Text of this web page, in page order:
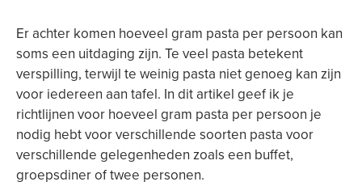
Er achter komen hoeveel gram pasta per persoon kan
soms een uitdaging zijn. Te veel pasta betekent
verspilling, terwijl te weinig pasta niet genoeg kan zijn
voor iedereen aan tafel. In dit artikel geef ik je
richtlijnen voor hoeveel gram pasta per persoon je
nodig hebt voor verschillende soorten pasta voor
verschillende gelegenheden zoals een buffet,
groepsdiner of twee personen.